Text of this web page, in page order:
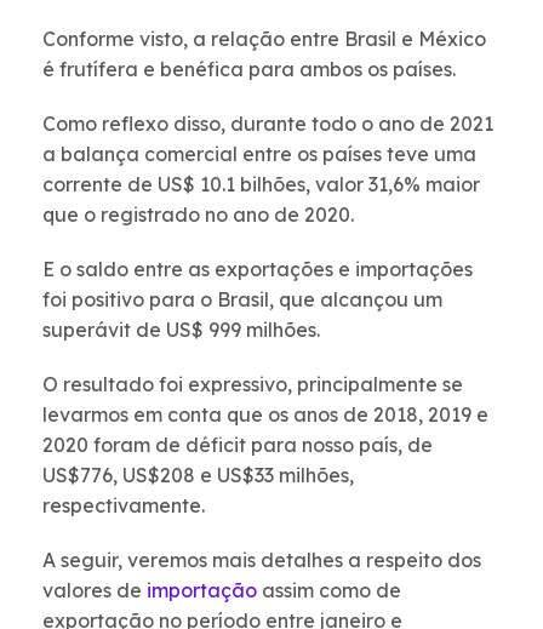
Conforme visto, a relação entre Brasil e México
é frutífera e benéfica para ambos os países.
Como reflexo disso, durante todo o ano de 2021
a balança comercial entre os países teve uma
corrente de US$ 10.1 bilhões, valor 31,6% maior
que o registrado no ano de 2020.
E o saldo entre as exportações e importações
foi positivo para o Brasil, que alcançou um
superávit de US$ 999 milhões.
O resultado foi expressivo, principalmente se
levarmos em conta que os anos de 2018, 2019 e
2020 foram de déficit para nosso país, de
US$776, US$208 e US$33 milhões,
respectivamente.
A seguir, veremos mais detalhes a respeito dos
valores de importação assim como de
exportação no período entre janeiro e